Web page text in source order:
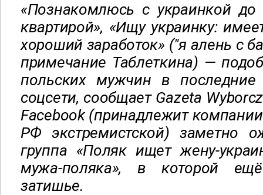
«Познакомлюсь с украинкой
квартирой», «Ищу украинку:
хороший заработок» ("я алень с
примечание Таблеткина) —
польских мужчин в последние
соцсети, сообщает Gazeta
Facebook (принадлежит
РФ экстремистской) заметно
группа «Поляк ищет жену-
мужа-поляка», в которой
затишье.